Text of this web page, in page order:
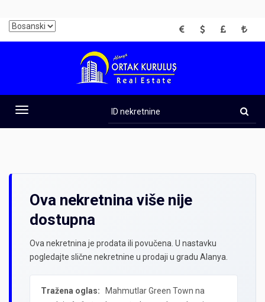
EUR USD GBP TRY
Toggle
navigation
nekretnine
Ova nekretnina više nije
dostupna
Ova nekretnina je prodata ili povučena. U nastavku
pogledajte slične nekretnine u prodaji u gradu Alanya.
Tražena oglas:
Mahmutlar Green Town na